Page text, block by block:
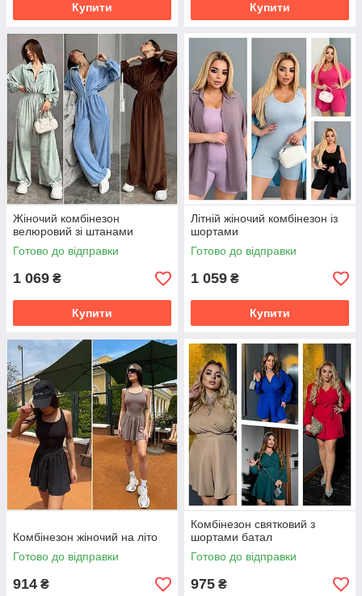
Купити Купити
Жіночий комбінезон
велюровий зі штанами
Готово до відправки
1 069 ₴
Купити
Літній жіночий комбінезон із
шортами
Готово до відправки
1 059 ₴
Купити
Комбінезон жіночий на літо
Готово до відправки
914 ₴
Комбінезон святковий з
шортами батал
Готово до відправки
975 ₴